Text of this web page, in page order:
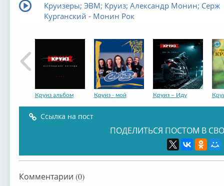
Круизеры; ЭВМ; Круиз; Александр Монин; Серж
Курганский - Монин Рок
Круиз альбом Круиз - мой Круиз – Иду
Ссылка на пост
ПОДЕЛИТЬСЯ ПОСТОМ В
Комментарии (0)